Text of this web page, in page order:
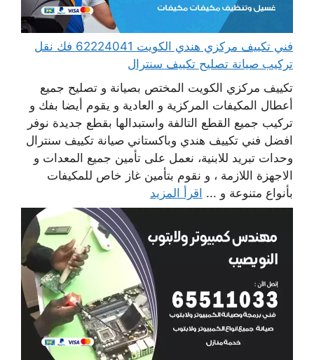
فني تكييف مركزي هندي الكويت 62224041 فك نقل
تركيب صيانة تصليح تكييف سنترال
تكييف مركزي الكويت المختص بصيانة و تصليح جميع
أعطال المكيفات المركزية و العادية و يقوم أيضا بفك و
تركيب جميع القطع التالفة واستبدالها بقطع جديدة نوفر
افضل فني تكييف هندي وباكستاني صيانة تكييف سنترال
وحدات تبريد للابنية، نعمل على تأمين جميع المعدات و
الاجهزة اللازمة ، و نقوم بتأمين غاز خاص للمكيفات
بأنواع متنوعة و ... اقرأ المزيد